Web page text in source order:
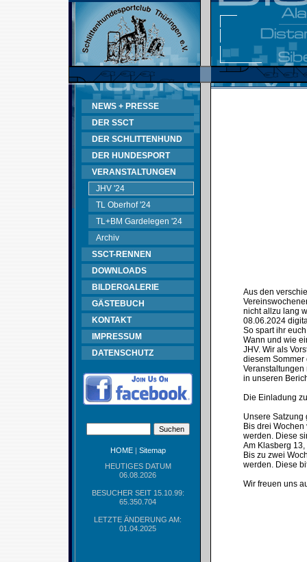
NEWS + PRESSE
DER SSCT
DER SCHLITTENHUND
DER HUNDESPORT
VERANSTALTUNGEN
JHV '24
TL Oberhof '24
TL+BM Gardelegen '24
Archiv
SSCT-RENNEN
DOWNLOADS
BILDERGALERIE
GÄSTEBUCH
KONTAKT
IMPRESSUM
DATENSCHUTZ
HOME| Sitemap
HEUTIGES DATUM
06.08.2026
BESUCHER SEIT 15.10.99:
65.350.704
LETZTE ÄNDERUNG AM:
01.04.2025
Aus den
nicht allzu lang
08.06.2024
So spart ihr
Wann und wie
JHV. Wir als
diesem
in unseren
Die Einladung
Unsere Satzung
Bis drei
werden. Diese
Am Klasberg
Bis zu zwei
werden. Diese
Wir freuen uns